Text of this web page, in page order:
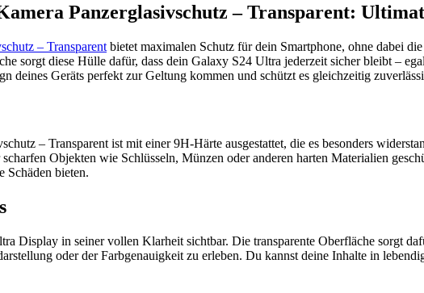
Panzerglasivschutz – Transparent:
– Transparent bietet maximalen Schutz für dein Smartphone, ohne dabei
sorgt diese Hülle dafür, dass dein Galaxy S24 Ultra jederzeit sicher bleibt –
deines Geräts perfekt zur Geltung kommen und schützt es gleichzeitig
– Transparent ist mit einer 9H-Härte ausgestattet, die es besonders
Objekten wie Schlüsseln, Münzen oder anderen harten Materialien
Schäden bieten.
Display in seiner vollen Klarheit sichtbar. Die transparente Oberfläche sorgt
oder der Farbgenauigkeit zu erleben. Du kannst deine Inhalte in